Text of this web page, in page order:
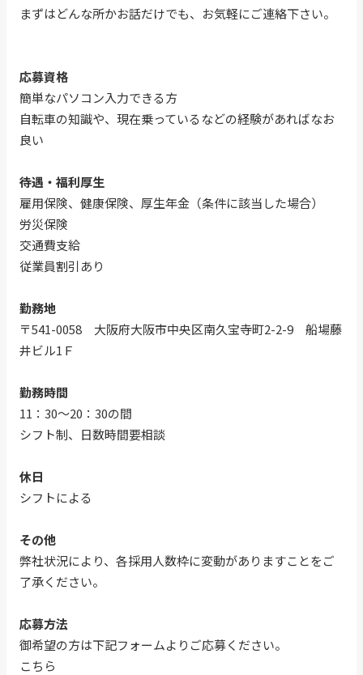
まずはどんな所かお話だけでも、お気軽にご連絡下さい。
応募資格
簡単なパソコン入力できる方
自転車の知識や、現在乗っているなどの経験があればなお
良い
待遇・福利厚生
雇用保険、健康保険、厚生年金（条件に該当した場合）
労災保険
交通費支給
従業員割引あり
勤務地
〒541-0058 大阪府大阪市中央区南久宝寺町2-2-9 船場藤
井ビル1Ｆ
勤務時間
11：30～20：30の間
シフト制、日数時間要相談
休日
シフトによる
その他
弊社状況により、各採用人数枠に変動がありますことをご
了承ください。
応募方法
御希望の方は下記フォームよりご応募ください。
こちら